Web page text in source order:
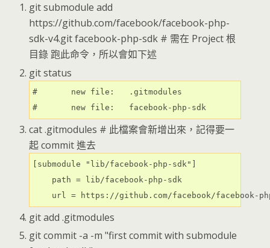
git submodule add
https://github.com/facebook/facebook-php-
sdk-v4.git facebook-php-sdk # 需在 Project 根
目錄 跑此命令，所以會如下述
git status
#       new file:   .gitmodules
#       new file:   facebook-php-sdk
cat .gitmodules # 此檔案會新增出來，記得要一
起 commit 進去
[submodule "lib/facebook-php-sdk"]
    path = lib/facebook-php-sdk
url = https://github.com/facebook/facebook-
git add .gitmodules
git commit -a -m "first commit with submodule